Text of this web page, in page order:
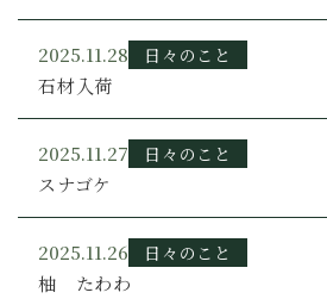
2025.11.28 日々のこと
石材入荷
2025.11.27 日々のこと
スナゴケ
2025.11.26 日々のこと
柚 たわわ